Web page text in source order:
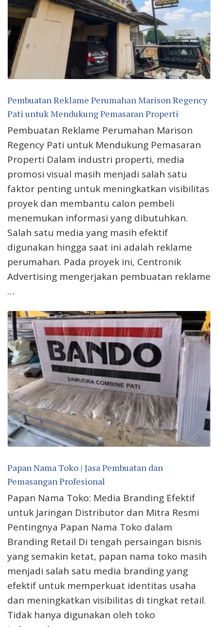
Pembuatan Reklame Perumahan Marison Regency
Pati untuk Mendukung Pemasaran Properti
Pembuatan Reklame Perumahan Marison
Regency Pati untuk Mendukung Pemasaran
Properti Dalam industri properti, media
promosi visual masih menjadi salah satu
faktor penting untuk meningkatkan visibilitas
proyek dan membantu calon pembeli
menemukan informasi yang dibutuhkan.
Salah satu media yang masih efektif
digunakan hingga saat ini adalah reklame
perumahan. Pada proyek ini, Centronik
Advertising mengerjakan pembuatan reklame
…
Papan Nama Toko | Jasa Pembuatan dan
Pemasangan Profesional
Papan Nama Toko: Media Branding Efektif
untuk Jaringan Distributor dan Mitra Resmi
Pentingnya Papan Nama Toko dalam
Branding Retail Di tengah persaingan bisnis
yang semakin ketat, papan nama toko masih
menjadi salah satu media branding yang
efektif untuk memperkuat identitas usaha
dan meningkatkan visibilitas di tingkat retail.
Tidak hanya digunakan oleh toko